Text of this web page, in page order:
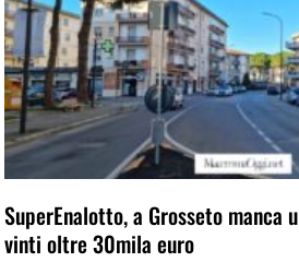
SuperEnalotto, a Grosseto manca
vinti oltre 30mila euro